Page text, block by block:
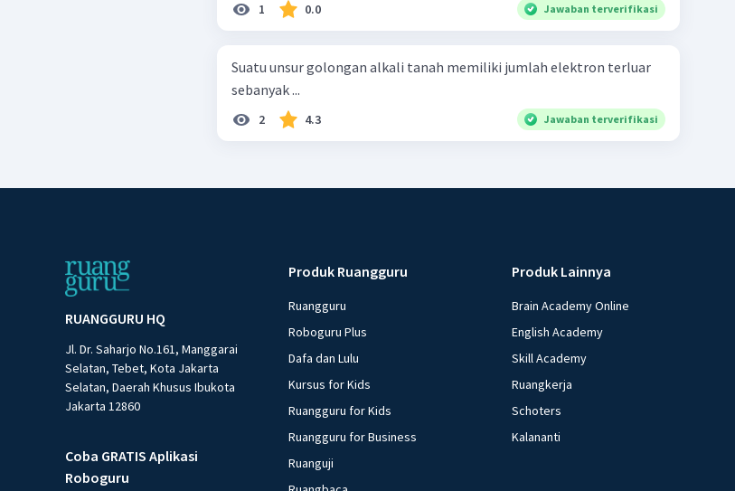
1 0.0 Jawaban terverifikasi
Suatu unsur golongan alkali tanah memiliki jumlah elektron terluar
sebanyak ...
2 4.3 Jawaban terverifikasi
RUANGGURU HQ
Jl. Dr. Saharjo No.161, Manggarai
Selatan, Tebet, Kota Jakarta
Selatan, Daerah Khusus Ibukota
Jakarta 12860
Coba GRATIS Aplikasi
Roboguru
Produk Ruangguru
Ruangguru
Roboguru Plus
Dafa dan Lulu
Kursus for Kids
Ruangguru for Kids
Ruangguru for Business
Ruanguji
Produk Lainnya
Brain Academy Online
English Academy
Skill Academy
Ruangkerja
Schoters
Kalananti